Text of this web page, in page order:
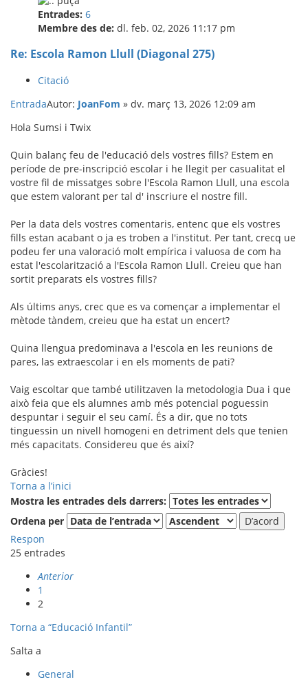
Entrades: 6
Membre des de: dl. feb. 02, 2026 11:17 pm
Re: Escola Ramon Llull (Diagonal 275)
Citació
EntradaAutor: JoanFom » dv. març 13, 2026 12:09 am
Hola Sumsi i Twix
Quin balanç feu de l'educació dels vostres fills? Estem en
període de pre-inscripció escolar i he llegit per casualitat el
vostre fil de missatges sobre l'Escola Ramon Llull, una escola
que estem valorant per tal d' inscriure el nostre fill.
Per la data dels vostres comentaris, entenc que els vostres
fills estan acabant o ja es troben a l'institut. Per tant, crecq ue
podeu fer una valoració molt empírica i valuosa de com ha
estat l'escolarització a l'Escola Ramon Llull. Creieu que han
sortit preparats els vostres fills?
Als últims anys, crec que es va començar a implementar el
mètode tàndem, creieu que ha estat un encert?
Quina llengua predominava a l'escola en les reunions de
pares, las extraescolar i en els moments de pati?
Vaig escoltar que també utilitzaven la metodologia Dua i que
això feia que els alumnes amb més potencial poguessin
despuntar i seguir el seu camí. És a dir, que no tots
tinguessin un nivell homogeni en detriment dels que tenien
més capacitats. Considereu que és així?
Gràcies!
Torna a l’inici
Mostra les entrades dels darrers:
Ordena per
Respon
25 entrades
Anterior
1
2
Torna a “Educació Infantil”
Salta a
General